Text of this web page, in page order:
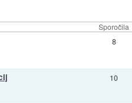
Sporočila
8
10